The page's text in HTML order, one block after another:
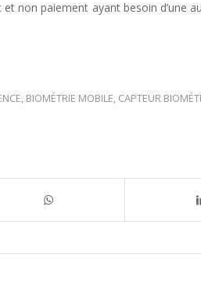
non paiement ayant besoin d’une
, BIOMÉTRIE MOBILE, CAPTEUR